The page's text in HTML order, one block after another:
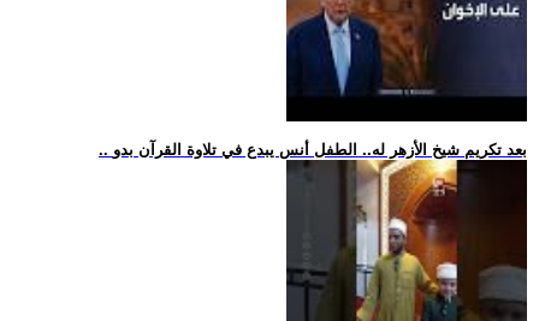
.. بعد تكريم شيخ الأزهر له.. الطفل أنس يبدع في تلاوة القرآن بدو